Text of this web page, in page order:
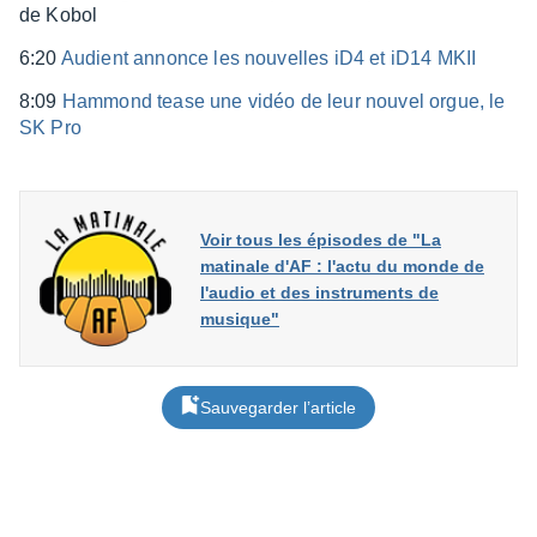
de Kobol
6:20 Audient annonce les nouvelles iD4 et iD14 MKII
8:09 Hammond tease une vidéo de leur nouvel orgue, le
SK Pro
Voir tous les épisodes de "La
matinale d'AF : l'actu du monde de
l'audio et des instruments de
musique"
Sauvegarder l’article